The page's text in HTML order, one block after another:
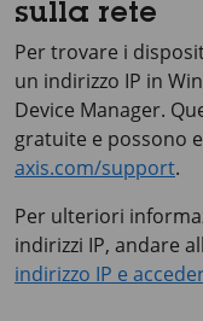
sulla rete
Per trovare i
un indirizzo IP in
Device Manager.
gratuite e possono
axis.com/support.
Per ulteriori
indirizzi IP, andare
indirizzo IP e